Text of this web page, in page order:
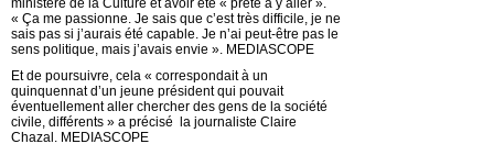
ministère de la Culture et avoir été « prête à y aller ».
« Ça me passionne. Je sais que c’est très difficile, je ne
sais pas si j’aurais été capable. Je n’ai peut-être pas le
sens politique, mais j’avais envie ». MEDIASCOPE
Et de poursuivre, cela « correspondait à un
quinquennat d’un jeune président qui pouvait
éventuellement aller chercher des gens de la société
civile, différents » a précisé la journaliste Claire
Chazal. MEDIASCOPE